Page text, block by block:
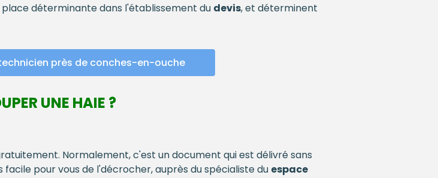
déterminante dans l'établissement du devis, et déterminent
près de conches-en-ouche
UNE HAIE ?
Normalement, c'est un document qui est délivré sans
pour vous de l'décrocher, auprès du spécialiste du espace